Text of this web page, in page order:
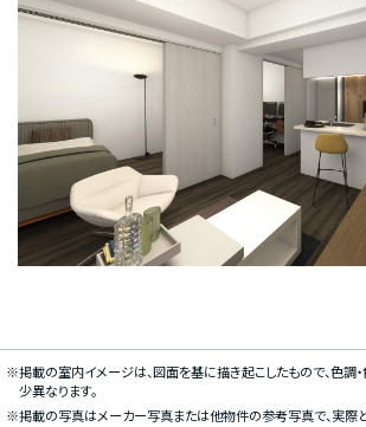
※掲載の室内イメージは、図面を基に描き起こしたもので、色調
少異なります。
※掲載の写真はメーカー写真または他物件の参考写真で、実際